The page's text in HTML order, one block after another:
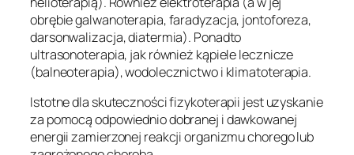
obrębie galwanoterapia, faradyzacja, jontoforeza,
darsonwalizacja, diatermia). Ponadto
ultrasonoterapia, jak również kąpiele lecznicze
(balneoterapia), wodolecznictwo i klimatoterapia.
Istotne dla skuteczności fizykoterapii jest uzyskanie
za pomocą odpowiednio dobranej i dawkowanej
energii zamierzonej reakcji organizmu chorego lub